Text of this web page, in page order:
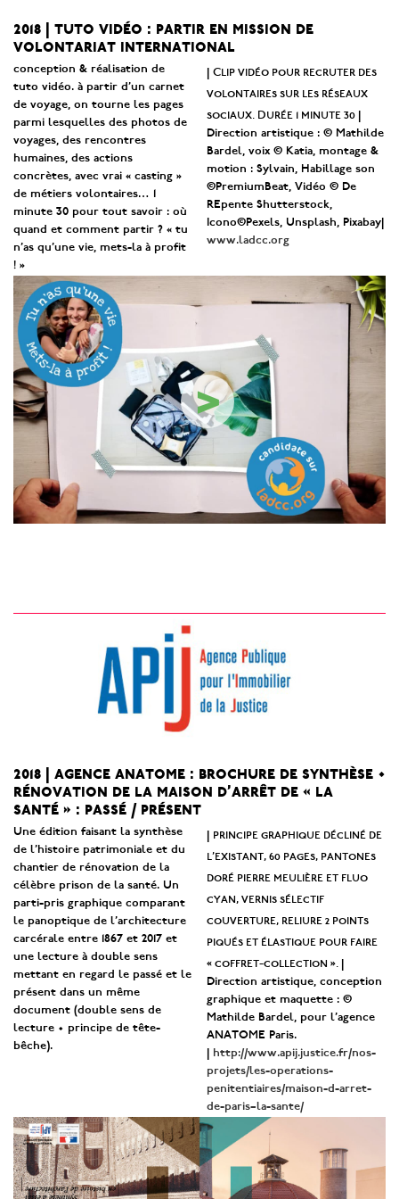
2018 | tuto vidéo : partir en mission de
volontariat international
conception & réalisation de
tuto vidéo. à partir d’un carnet
de voyage, on tourne les pages
parmi lesquelles des photos de
voyages, des rencontres
humaines, des actions
concrètes, avec vrai « casting »
de métiers volontaires… 1
minute 30 pour tout savoir : où
quand et comment partir ? « tu
n’as qu’une vie, mets-la à profit
! »
|Clip vidéo pour recruter des
volontaires sur les réseaux
sociaux. Durée 1 minute 30
Direction artistique : © Mathilde
Bardel, voix © Katia, montage &
motion : Sylvain, Habillage son
©PremiumBeat, Vidéo © De
REpente Shutterstock,
Icono©Pexels, Unsplash, Pixabay|
www.ladcc.org
>
2018 | agence anatome : brochure de synthèse •
rénovation de la maison d’arrêt de « la
santé » : passé / présent
Une édition faisant la synthèse
de l’histoire patrimoniale et du
chantier de rénovation de la
célèbre prison de la santé. Un
parti-pris graphique comparant
le panoptique de l’architecture
carcérale entre 1867 et 2017 et
une lecture à double sens
mettant en regard le passé et le
présent dans un même
document (double sens de
lecture • principe de tête-
bêche).
principe graphique décliné de
l’existant, 60 pages, pantones
doré pierre meulière et fluo
cyan, vernis sélectif
couverture, reliure 2 points
piqués et élastique pour faire
« coffret-collection ».
Direction artistique, conception
graphique et maquette : ©
Mathilde Bardel, pour l’agence
ANATOME Paris.
http://www.apij.justice.fr/nos-
projets/les-operations-
penitentiaires/maison-d-arret-
de-paris–la-sante/